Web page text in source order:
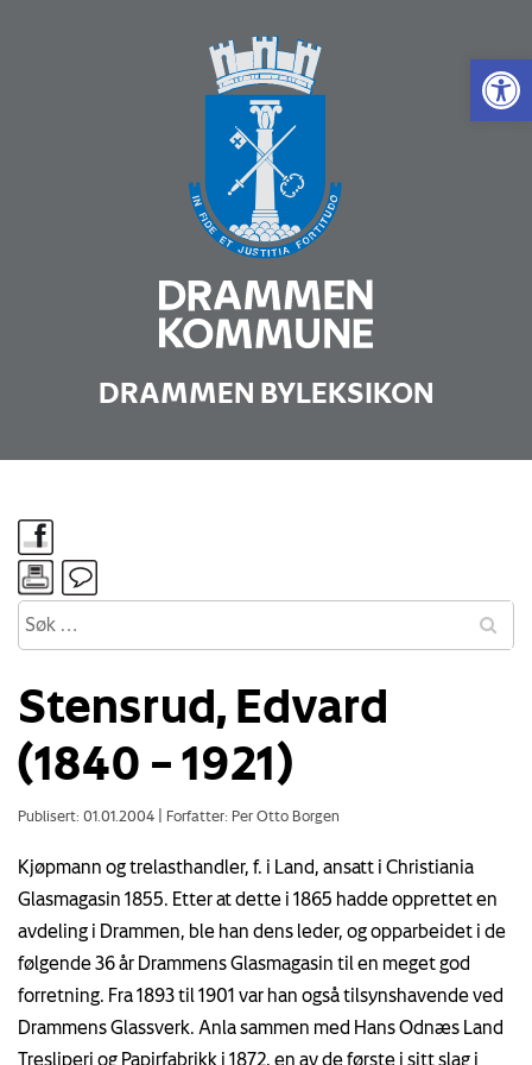
Vis
DRAMMEN BYLEKSIKON
Stensrud, Edvard
(1840 – 1921)
Publisert: 01.01.2004 Forfatter: Per Otto Borgen
Kjøpmann og trelasthandler, f. i Land, ansatt i Christiania
Glasmagasin 1855. Etter at dette i 1865 hadde opprettet en
avdeling i Drammen, ble han dens leder, og opparbeidet i de
følgende 36 år Drammens Glasmagasin til en meget god
forretning. Fra 1893 til 1901 var han også tilsynshavende ved
Drammens Glassverk. Anla sammen med Hans Odnæs Land
Tresliperi og Papirfabrikk i 1872, en av de første i sitt slag i